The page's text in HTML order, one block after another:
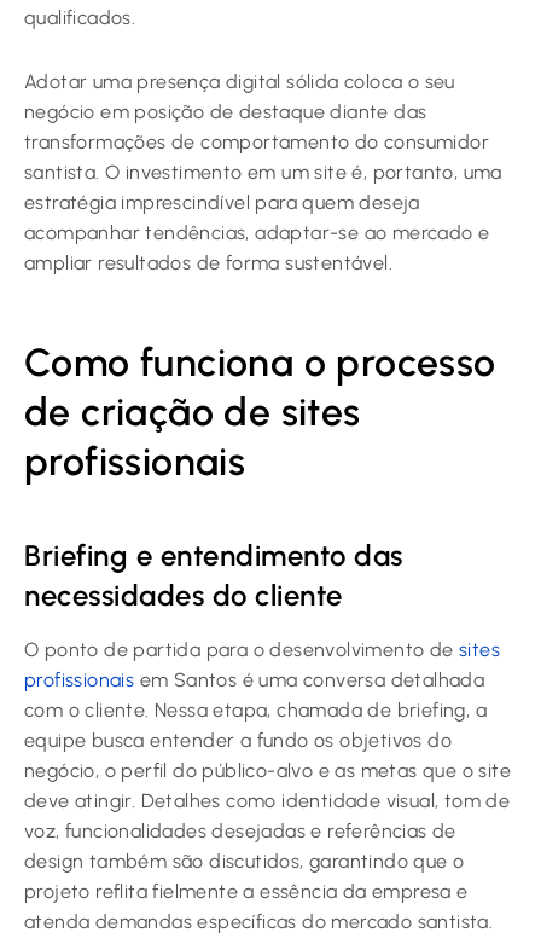
qualificados.
Adotar uma presença digital sólida coloca o seu
negócio em posição de destaque diante das
transformações de comportamento do consumidor
santista. O investimento em um site é, portanto, uma
estratégia imprescindível para quem deseja
acompanhar tendências, adaptar-se ao mercado e
ampliar resultados de forma sustentável.
Como funciona o processo
de criação de sites
profissionais
Briefing e entendimento das
necessidades do cliente
O ponto de partida para o desenvolvimento de sites
profissionais em Santos é uma conversa detalhada
com o cliente. Nessa etapa, chamada de briefing, a
equipe busca entender a fundo os objetivos do
negócio, o perfil do público-alvo e as metas que o site
deve atingir. Detalhes como identidade visual, tom de
voz, funcionalidades desejadas e referências de
design também são discutidos, garantindo que o
projeto reflita fielmente a essência da empresa e
atenda demandas específicas do mercado santista.